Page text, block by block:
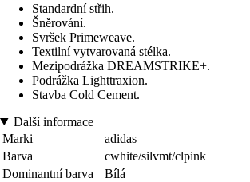
Standardní střih.
Šněrování.
Svršek Primeweave.
Textilní vytvarovaná stélka.
Mezipodrážka DREAMSTRIKE+.
Podrážka Lighttraxion.
Stavba Cold Cement.
Další informace
Marki
adidas
Barva
cwhite/silvmt/clpink
Dominantní barva
Bílá